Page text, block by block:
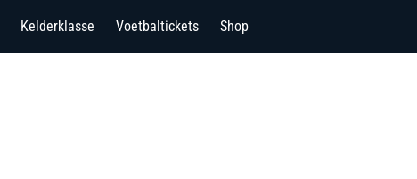
Kelderklasse Voetbaltickets Shop